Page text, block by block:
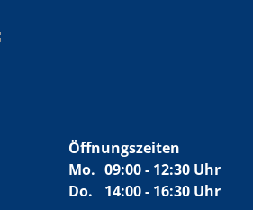
Öffnungszeiten
Mo. 09:00 - 12:30 Uhr
Do.
14:00 - 16:30 Uhr